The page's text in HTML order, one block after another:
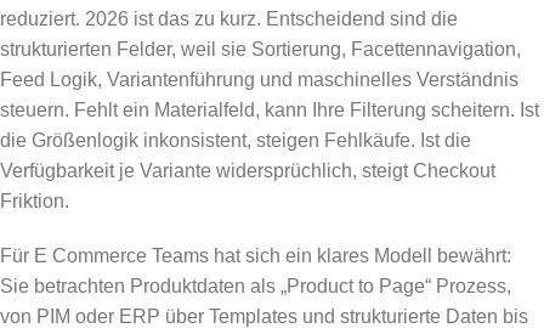
reduziert. 2026 ist das zu kurz. Entscheidend sind die
strukturierten Felder, weil sie Sortierung, Facettennavigation,
Feed Logik, Variantenführung und maschinelles Verständnis
steuern. Fehlt ein Materialfeld, kann Ihre Filterung scheitern. Ist
die Größenlogik inkonsistent, steigen Fehlkäufe. Ist die
Verfügbarkeit je Variante widersprüchlich, steigt Checkout
Friktion.
Für E Commerce Teams hat sich ein klares Modell bewährt:
Sie betrachten Produktdaten als „Product to Page“ Prozess,
von PIM oder ERP über Templates und strukturierte Daten bis